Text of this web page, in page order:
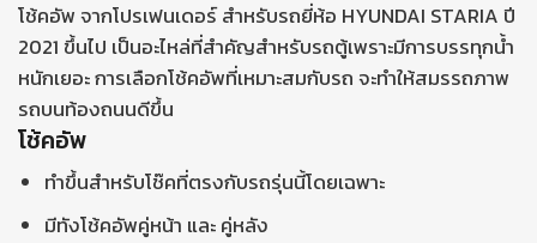
โช้คอัพ จากโปรเฟนเดอร์ สำหรับรถยี่ห้อ HYUNDAI STARIA ปี
2021 ขึ้นไป เป็นอะไหล่ที่สำคัญสำหรับรถตู้เพราะมีการบรรทุกน้ำ
หนักเยอะ การเลือกโช้คอัพที่เหมาะสมกับรถ จะทำให้สมรรถภาพ
รถบนท้องถนนดีขึ้น
โช้คอัพ
ทำขึ้นสำหรับโช๊คที่ตรงกับรถรุ่นนี้โดยเฉพาะ
มีทังโช้คอัพคู่หน้า และ คู่หลัง